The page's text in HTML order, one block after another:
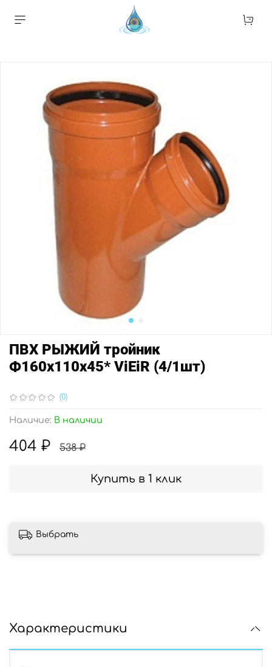
(0)
Наличие: В наличии
ПВХ РЫЖИЙ тройник
Ф160х110х45* ViEiR (4/1шт)
404 ₽ 538 ₽
Купить в 1 клик
Выбрать
Характеристики